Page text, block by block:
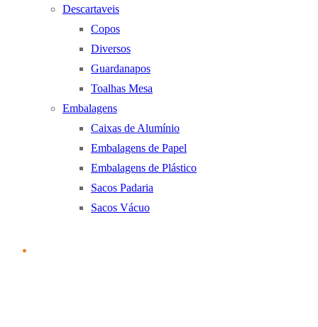
Descartaveis
Copos
Diversos
Guardanapos
Toalhas Mesa
Embalagens
Caixas de Alumínio
Embalagens de Papel
Embalagens de Plástico
Sacos Padaria
Sacos Vácuo